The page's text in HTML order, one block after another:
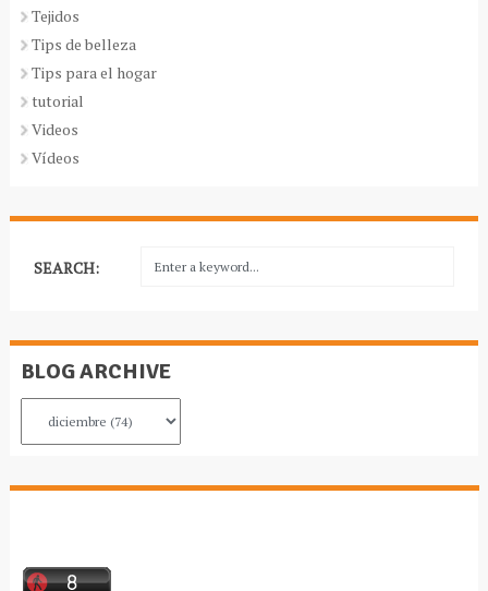
Tejidos
Tips de belleza
Tips para el hogar
tutorial
Videos
Vídeos
SEARCH:
BLOG ARCHIVE